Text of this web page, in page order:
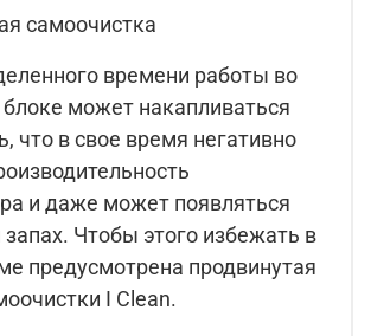
самоочистка
времени работы во
может накапливаться
что в свое время негативно
и даже может появляться
Чтобы этого избежать в
предусмотрена продвинутая
I Clean.